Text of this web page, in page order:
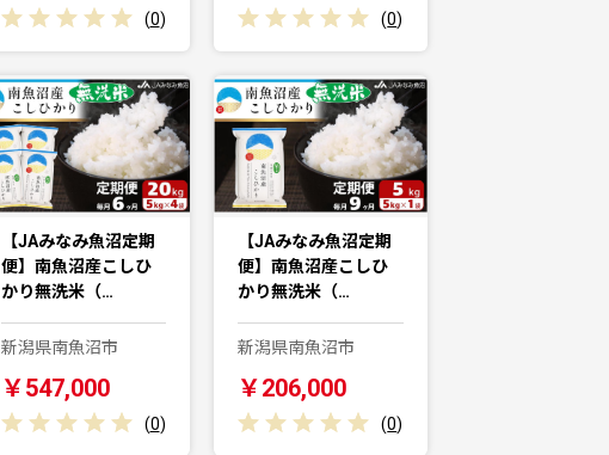
(0) (0)
【JAみなみ魚沼定期
便】南魚沼産こしひ
かり無洗米（…
新潟県南魚沼市
￥547,000
(0)
【JAみなみ魚沼定期
便】南魚沼産こしひ
かり無洗米（…
新潟県南魚沼市
￥206,000
(0)